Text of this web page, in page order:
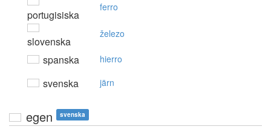
portugisiska
ferro
slovenska
železo
spanska hierro
svenska järn
egen svenska